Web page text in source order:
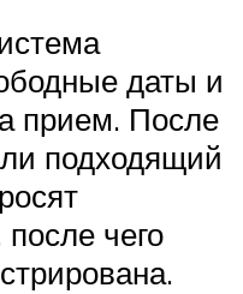
даты и
прием. После
подходящий
чего